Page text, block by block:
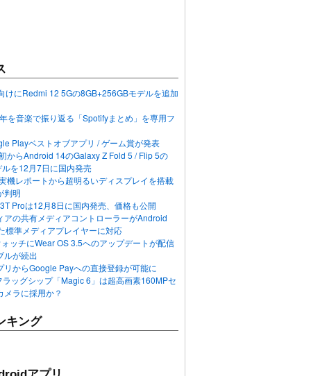
けにRedmi 12 5Gの8GB+256GBモデルを追加
を音楽で振り返る「Spotifyまとめ」を専用フ
Playベストオブアプリ / ゲーム賞が発表
からAndroid 14のGalaxy Z Fold 5 / Flip 5の
を12月7日に国内発売
機レポートから超明るいディスプレイを搭載
判明
Proは12月8日に国内発売、価格も公開
アの共有メディアコントローラーがAndroid
標準メディアプレイヤーに対応
ッチにWear OS 3.5へのアップデートが配信
ルが続出
リからGoogle Payへの直接登録が可能に
ッグシップ「Magic 6」は超高画素160MPセ
メラに採用か？
キング